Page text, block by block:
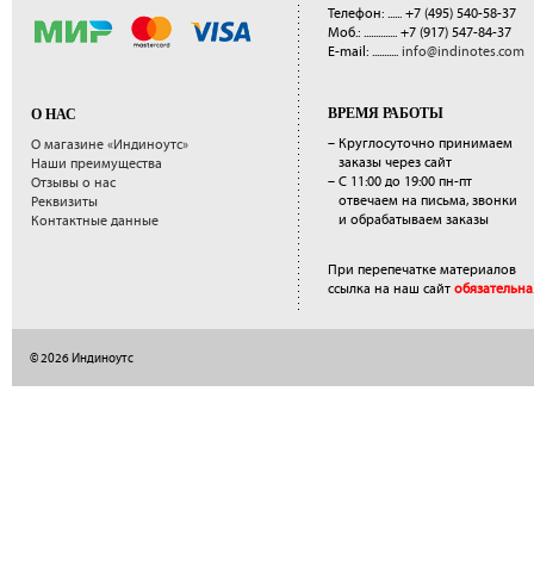
О НАС
О магазине «Индиноутс»
Наши преимущества
Отзывы о нас
Реквизиты
Контактные данные
Телефон: ...... +7 (495) 540-58-37
Моб.: .............. +7 (917) 547-84-37
E-mail: ........... info@indinotes.com
ВРЕМЯ РАБОТЫ
– Круглосуточно принимаем
заказы через сайт
– С 11:00 до 19:00 пн-пт
отвечаем на письма, звонки
и обрабатываем заказы
При перепечатке материалов
ссылка на наш сайт обязательна.
© 2026 Индиноутс